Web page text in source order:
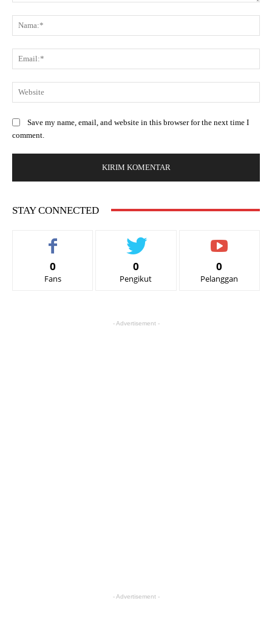
Save my name, email, and website in this browser for the next time I
comment.
STAY CONNECTED
0
Fans
0
Pengikut
0
Pelanggan
- Advertisement -
- Advertisement -